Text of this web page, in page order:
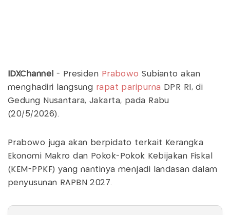
IDXChannel - Presiden Prabowo Subianto akan
menghadiri langsung rapat paripurna DPR RI, di
Gedung Nusantara, Jakarta, pada Rabu
(20/5/2026).
Prabowo juga akan berpidato terkait Kerangka
Ekonomi Makro dan Pokok-Pokok Kebijakan Fiskal
(KEM-PPKF) yang nantinya menjadi landasan dalam
penyusunan RAPBN 2027.